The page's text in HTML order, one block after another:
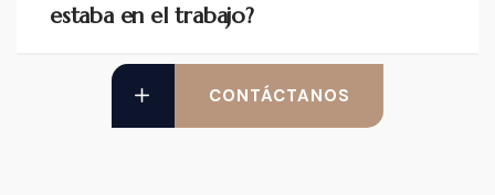
estaba en el trabajo?
CONTÁCTANOS